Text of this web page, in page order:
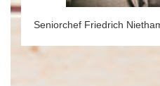
Seniorchef Friedrich